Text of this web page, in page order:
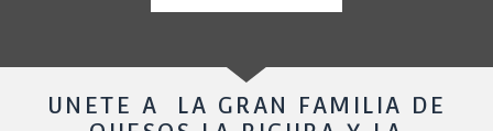
UNETE A LA GRAN FAMILIA DE